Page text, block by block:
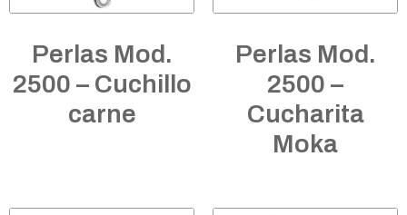
Perlas Mod.
2500 – Cuchillo
carne
Perlas Mod.
2500 –
Cucharita
Moka